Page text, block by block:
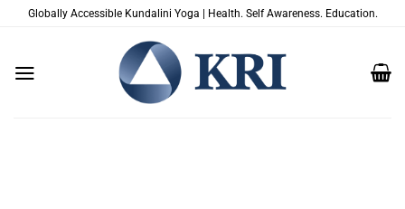
Globally Accessible Kundalini Yoga | Health. Self Awareness. Education.